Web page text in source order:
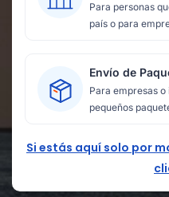
Para personas
país o para
Envío de
Para empresas
pequeños
Si estás aquí solo por